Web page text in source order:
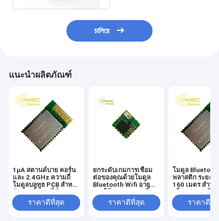
চালিয়ে
แนะนำผลิตภัณฑ์
1μA สตานด์บาย คอร์น
และ 2.4GHz ความถี่
โมดูลบลูทูธ PCB สําห
ราคาดีที่สุด
ยกระดับเกมการเชื่อม
ต่อของคุณด้วยโมดูล
Bluetooth Wifi อายุ
สูงสุด 8 ชั่วโมง
ราคาดีที่สุด
โมดูล
พลาสติก ระยะสู
160 เมตร สำหรั
ราคาดีที่